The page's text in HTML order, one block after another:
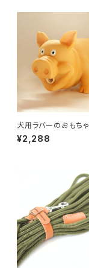
犬用ラバーのおもち
¥2,288